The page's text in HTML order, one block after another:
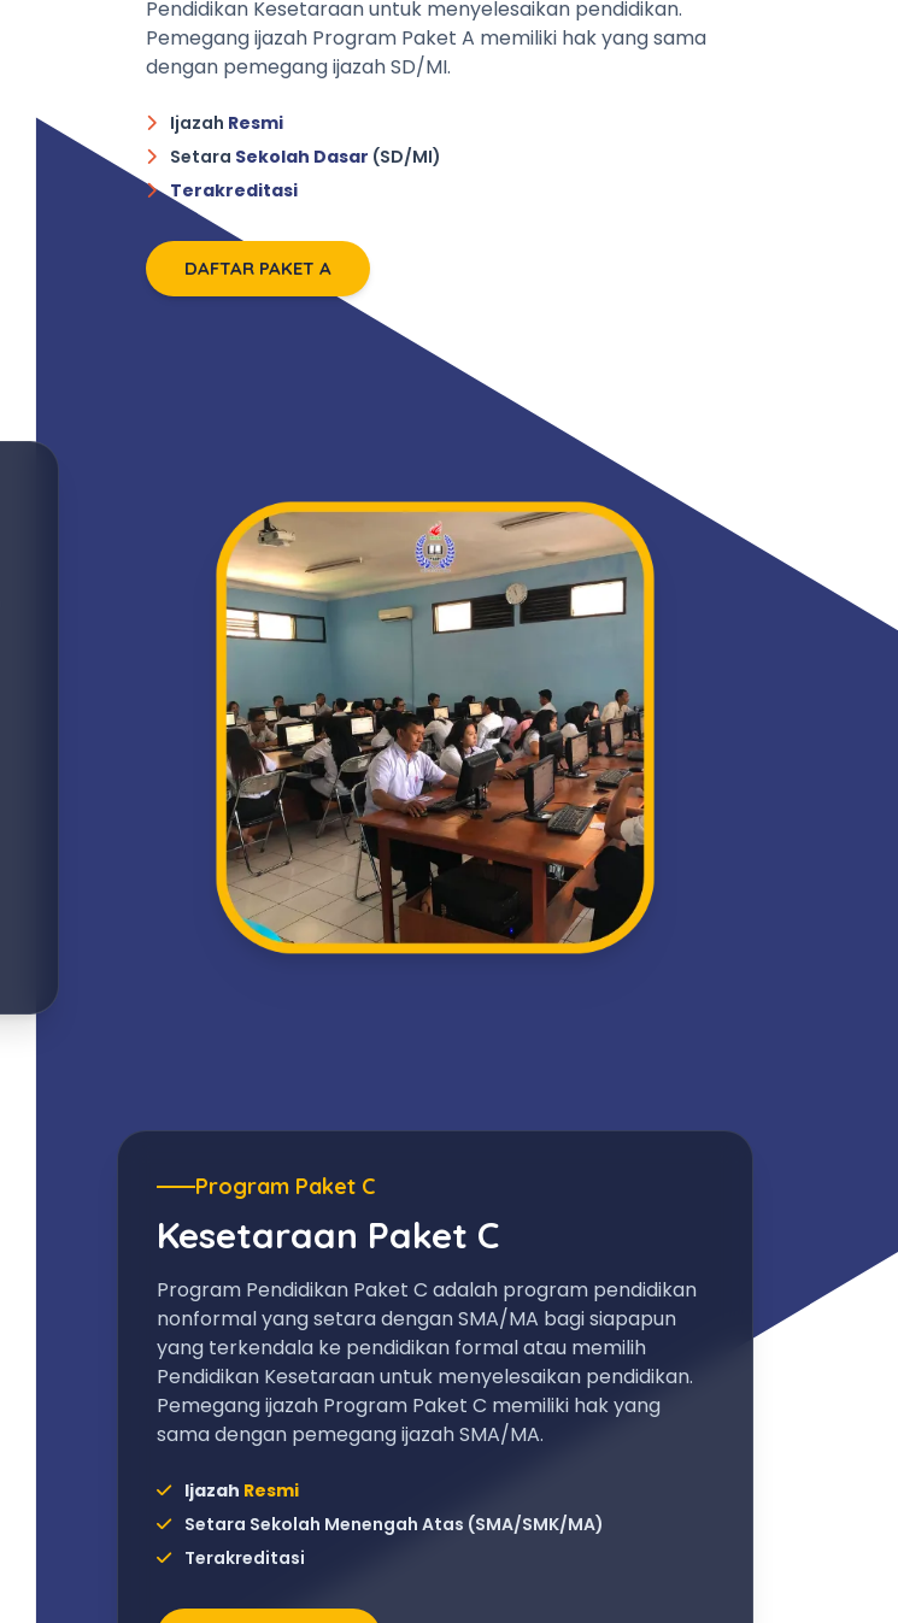
Pendidikan Kesetaraan untuk menyelesaikan pendidikan.
Pemegang ijazah Program Paket A memiliki hak yang sama
dengan pemegang ijazah SD/MI.
Ijazah Resmi
Setara Sekolah Dasar (SD/MI)
Terakreditasi
DAFTAR PAKET A
Program Paket C
Kesetaraan Paket C
Program Pendidikan Paket C adalah program pendidikan
nonformal yang setara dengan SMA/MA bagi siapapun
yang terkendala ke pendidikan formal atau memilih
Pendidikan Kesetaraan untuk menyelesaikan pendidikan.
Pemegang ijazah Program Paket C memiliki hak yang
sama dengan pemegang ijazah SMA/MA.
Ijazah Resmi
Setara Sekolah Menengah Atas (SMA/SMK/MA)
Terakreditasi